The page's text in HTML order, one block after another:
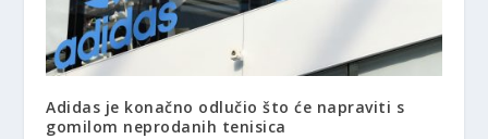
Adidas je konačno odlučio što će napraviti s
gomilom neprodanih tenisica